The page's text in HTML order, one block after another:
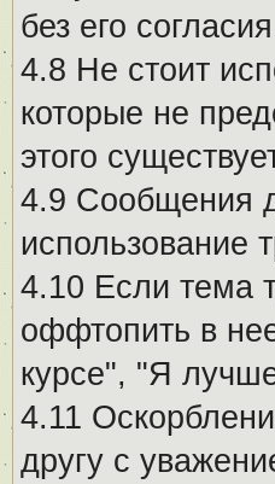
без его
4.8 Не стоит
которые не
этого
4.9 Сообщения
использование
4.10 Если тема
оффтопить в
курсе", "Я
4.11
другу с